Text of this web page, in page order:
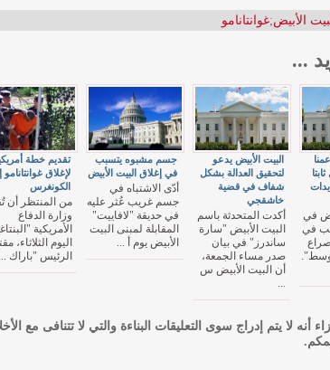
الأبيض;غوانتانامو
...
تقديم خطة
لإغلاق غوانتانامو
الكونغرس
من المنتظر أن
وزارة الدفاع
الأمريكية
اليوم الثلاثاء،
الرئيس "باراك ...
جسم مشبوه يتسبب
في إغلاق البيت الأبيض
أدّى الاشتباه في
جسم غريب عُثر عليه
في حديقة "لافاييت"
المقابلة لمبنى البيت
الأبيض يوم أ ...
البيت الأبيض يدعو
لتحقيق العدالة بشكل
شفاف في قضية
خاشقجي
أكدت المتحدثة باسم
البيت الأبيض "سارة
ساندرز" في بيان
صدر مساء الجمعة،
أن البيت الأبيض س
...
في
في
أنه لا يتم إدراج سوى التعليقات البناءة والتي لا تتنافى مع